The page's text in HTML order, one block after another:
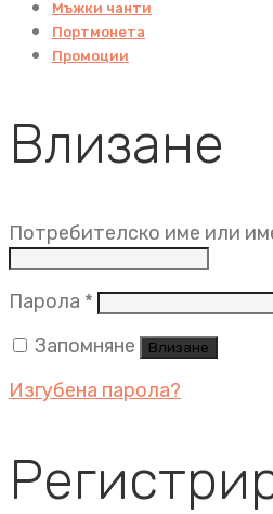
Мъжки чанти
Портмонета
Промоции
Влизане
Потребителско име или
Парола * Задължително
Запомняне
Влизане
Изгубена парола?